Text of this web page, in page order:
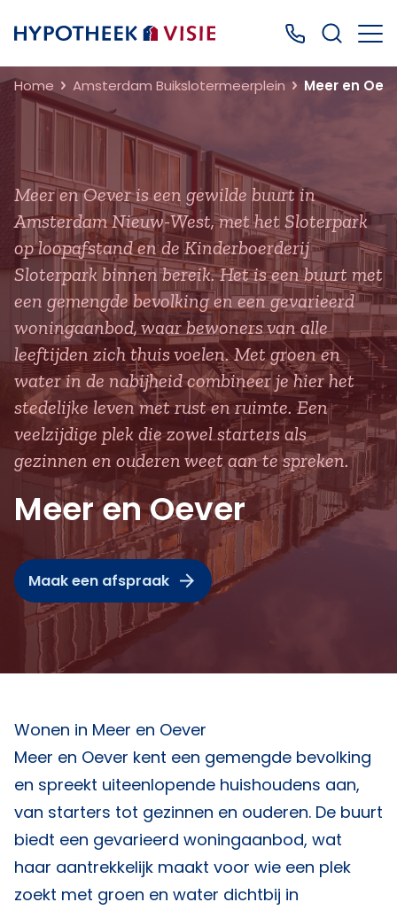
Terug naar home Bel ons: 0499
Home Amsterdam Buikslotermeerplein Meer en
Meer en Oever is een gewilde buurt in
Amsterdam Nieuw-West, met het Sloterpark
op loopafstand en de Kinderboerderij
Sloterpark binnen bereik. Het is een buurt met
een gemengde bevolking en een gevarieerd
woningaanbod, waar bewoners van alle
leeftijden zich thuis voelen. Met groen en
water in de nabijheid combineer je hier het
stedelijke leven met rust en ruimte. Een
veelzijdige plek die zowel starters als
gezinnen en ouderen weet aan te spreken.
Meer en Oever
Maak een afspraak
Wonen in Meer en Oever
Meer en Oever kent een gemengde bevolking
en spreekt uiteenlopende huishoudens aan,
van starters tot gezinnen en ouderen. De buurt
biedt een gevarieerd woningaanbod, wat
haar aantrekkelijk maakt voor wie een plek
zoekt met groen en water dichtbij in